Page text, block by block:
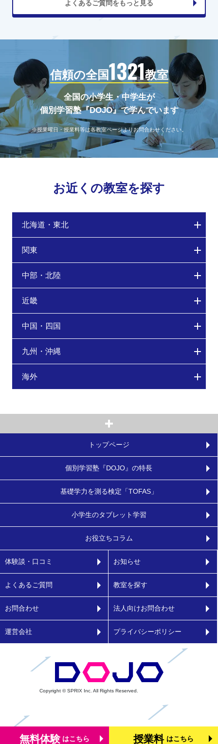
よくあるご質問をもっと見る
信頼の全国1321教室
全国の小学生・中学生が
個別学習塾『DOJO』で学んでいます
※授業曜日・授業料等は各教室ページよりお問合わせください。
お近くの教室を探す
北海道・東北
関東
中部・北陸
近畿
中国・四国
九州・沖縄
海外
トップページ
個別学習塾『DOJO』の特長
基礎学力を測る検定「TOFAS」
小学生のタブレット学習
お役立ちコラム
体験談・口コミ お知らせ
よくあるご質問 教室を探す
お問合わせ 法人向けお問合わせ
運営会社 プライバシーポリシー
Copyright © SPRIX Inc. All Rights Reserved.
無料体験 はこちら 授業料 はこちら